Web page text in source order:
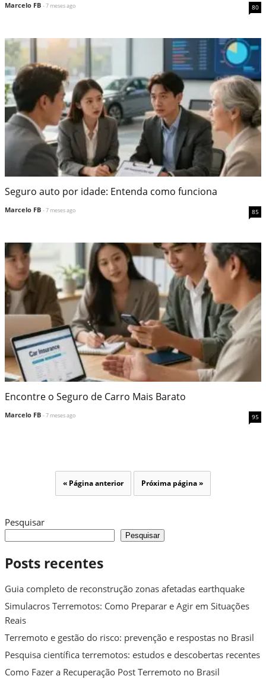
Marcelo FB - 7 meses ago 80
Seguro auto por idade: Entenda como funciona
Marcelo FB - 7 meses ago 85
Encontre o Seguro de Carro Mais Barato
Marcelo FB - 7 meses ago 95
« Página anterior Próxima página »
Pesquisar
Pesquisar
Posts recentes
Guia completo de reconstrução zonas afetadas earthquake
Simulacros Terremotos: Como Preparar e Agir em Situações
Reais
Terremoto e gestão do risco: prevenção e respostas no Brasil
Pesquisa científica terremotos: estudos e descobertas recentes
Como Fazer a Recuperação Post Terremoto no Brasil